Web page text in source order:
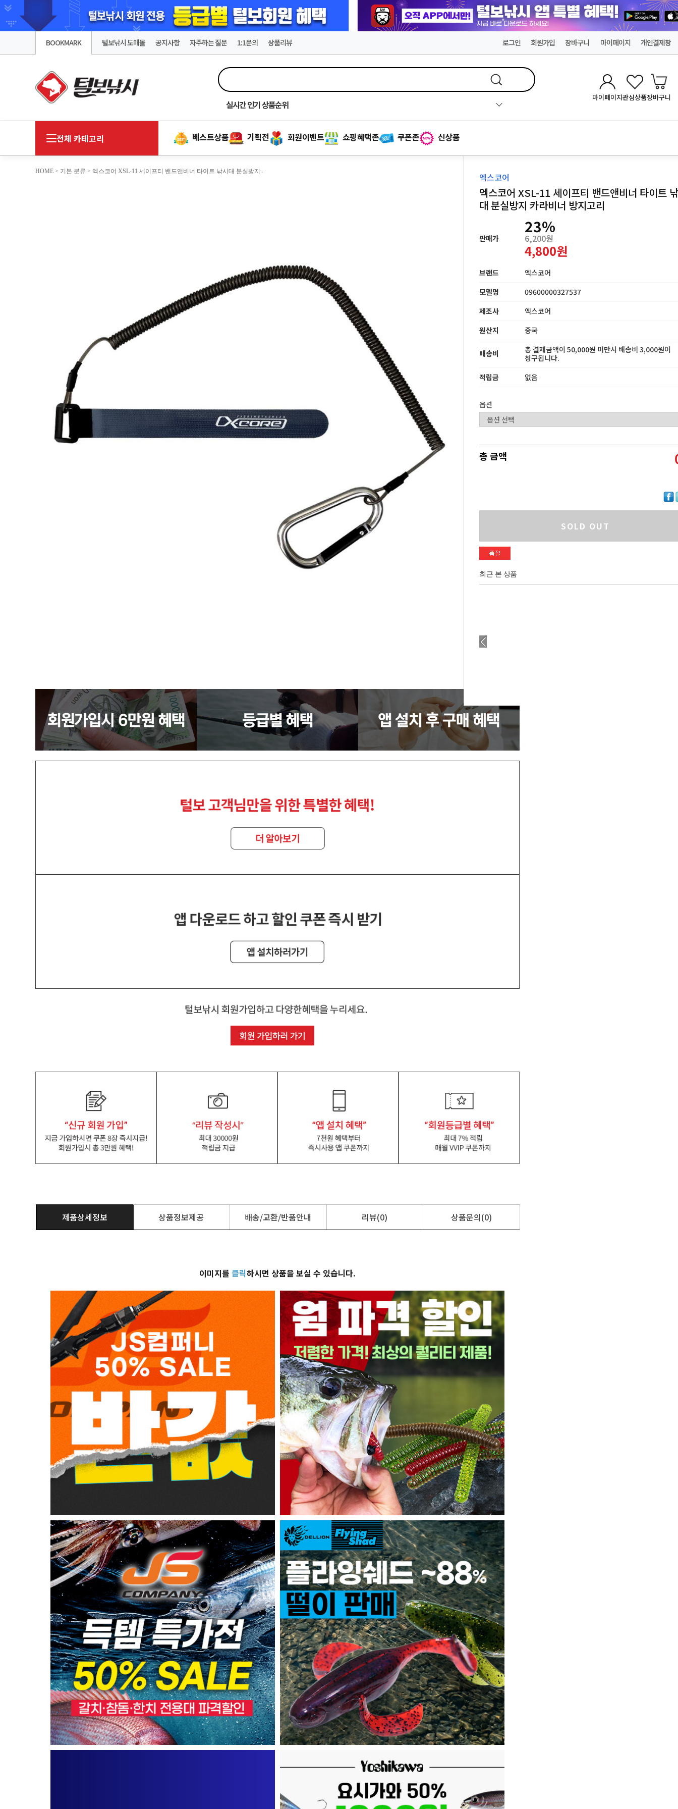
BOOKMARK 털보낚시 도매몰 공지사항 자주하는 질문 1:1문의 상품리뷰 로그인 회원가입 장바구니 마이페이지 개인결제창
실시간인기 상품순위
마이페이지관심상품장바구니
전체 카테고리 베스트상품 기획전 회원이벤트 쇼핑혜택존 쿠폰존 신상품
HOME > 기본 분류 > 엑스코어 XSL-11 세이프티 밴드앤비너 타이트 낚시대 분실방지.. 엑스코어
엑스코어 XSL-11 세이프티 밴드앤비너 타이트
대 분실방지 카라비너 방지고리
판매가
23%
6,200원
4,800원
브랜드
엑스코어
모델명
09600000327537
제조사
엑스코어
원산지
중국
배송비
총 결제금액이 50,000원 미만시 배송비 3,000원이
청구됩니다.
적립금
없음
옵션
총 금액
SOLD OUT
최근 본 상품
제품상세정보 상품정보제공 배송/교환/반품안내 리뷰(0) 상품문의(0)
이미지를 클릭하시면 상품을 보실 수 있습니다.